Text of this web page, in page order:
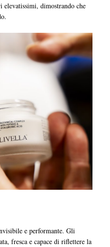
elevatissimi, dimostrando che
e performante. Gli
fresca e capace di riflettere la